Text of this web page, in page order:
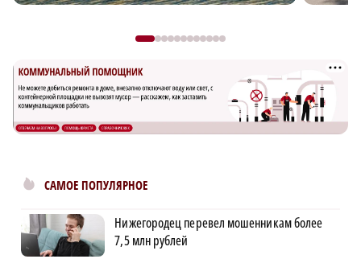
САМОЕ ПОПУЛЯРНОЕ
Нижегородец перевел мошенникам более
7,5 млн рублей